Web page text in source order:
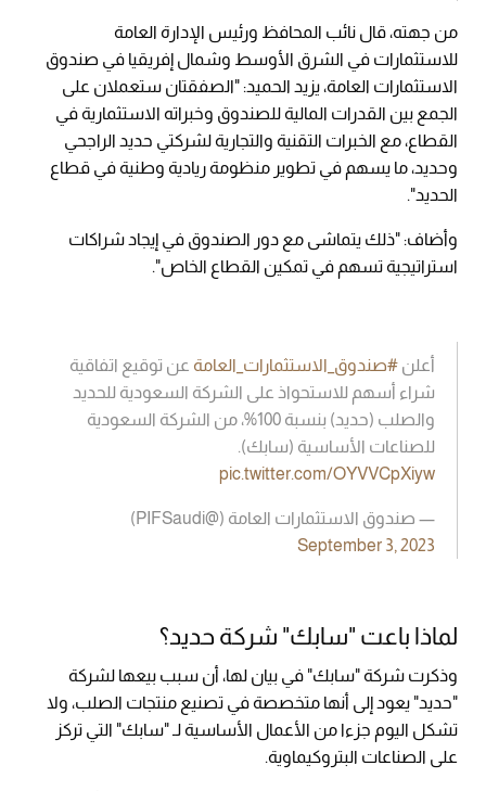
من جهته، قال نائب المحافظ ورئيس الإدارة العامة
للاستثمارات في الشرق الأوسط وشمال إفريقيا في صندوق
الاستثمارات العامة، يزيد الحميد: "الصفقتان ستعملان على
الجمع بين القدرات المالية للصندوق وخبراته الاستثمارية في
القطاع، مع الخبرات التقنية والتجارية لشركتي حديد الراجحي
وحديد، ما يسهم في تطوير منظومة ريادية وطنية في قطاع
الحديد".
وأضاف: "ذلك يتماشى مع دور الصندوق في إيجاد شراكات
استراتيجية تسهم في تمكين القطاع الخاص".
أعلن #صندوق_الاستثمارات_العامة عن توقيع اتفاقية
شراء أسهم للاستحواذ على الشركة السعودية للحديد
والصلب (حديد) بنسبة 100%، من الشركة السعودية
للصناعات الأساسية (سابك).
pic.twitter.com/OYVVCpXiyw
— صندوق الاستثمارات العامة (@PIFSaudi)
September 3, 2023
لماذا باعت "سابك" شركة حديد؟
وذكرت شركة "سابك" في بيان لها، أن سبب بيعها لشركة
"حديد" يعود إلى أنها متخصصة في تصنيع منتجات الصلب، ولا
تشكل اليوم جزءا من الأعمال الأساسية لـ "سابك" التي تركز
على الصناعات البتروكيماوية.